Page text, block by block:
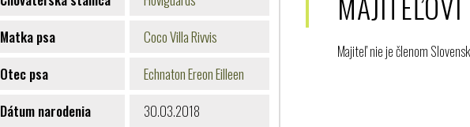
Matka psa
Coco Villa Rivvis
Otec psa
Echnaton Ereon Eilleen
Dátum narodenia
30.03.2018
Majiteľ nie je členom